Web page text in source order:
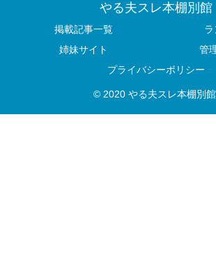
やる夫スレ本棚別館
掲載記事一覧
姉妹サイト
管
プライバシーポリシー
© 2020 やる夫スレ本棚別